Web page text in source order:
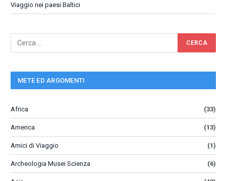
Viaggio nei paesi Baltici
METE ED ARGOMENTI
Africa (33)
America (13)
Amici di Viaggio (1)
Archeologia Musei Scienza (6)